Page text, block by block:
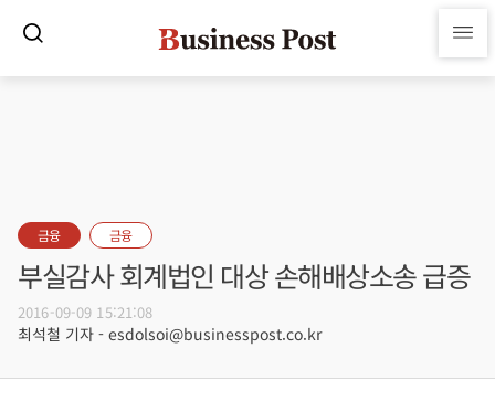
금융 금융
부실감사 회계법인 대상 손해배상소송 급증
2016-09-09 15:21:08
최석철 기자 - esdolsoi@businesspost.co.kr